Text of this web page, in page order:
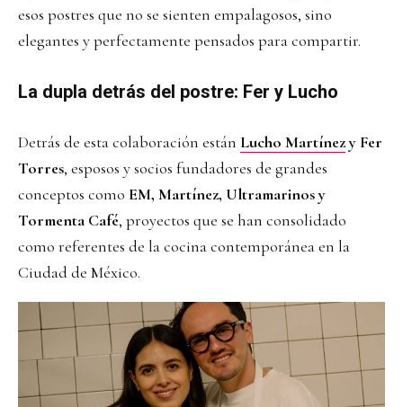
esos postres que no se sienten empalagosos, sino
elegantes y perfectamente pensados para compartir.
La dupla detrás del postre: Fer y Lucho
Detrás de esta colaboración están Lucho Martínezy Fer
Torres, esposos y socios fundadores de grandes
conceptos como EM, Martínez, Ultramarinos y
Tormenta Café, proyectos que se han consolidado
como referentes de la cocina contemporánea en la
Ciudad de México.